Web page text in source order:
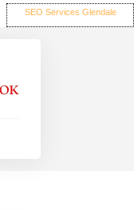
SEO Services Glendale